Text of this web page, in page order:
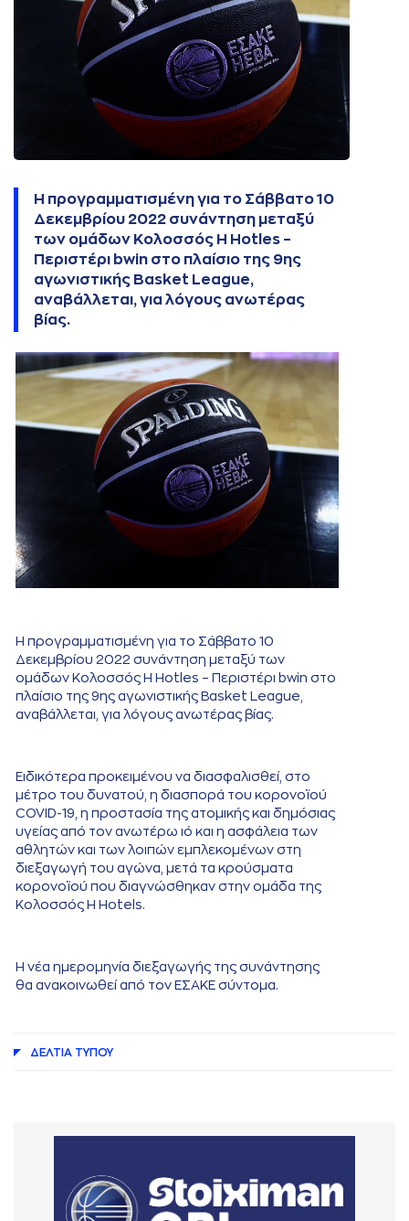
Η προγραμματισμένη για το Σάββατο 10
Δεκεμβρίου 2022 συνάντηση μεταξύ
των ομάδων Κολοσσός H Hotles –
Περιστέρι bwin στο πλαίσιο της 9ης
αγωνιστικής Basket League,
αναβάλλεται, για λόγους ανωτέρας
βίας.
Η προγραμματισμένη για το Σάββατο 10
Δεκεμβρίου 2022 συνάντηση μεταξύ των
ομάδων Κολοσσός H Hotles – Περιστέρι bwin στο
πλαίσιο της 9ης αγωνιστικής Basket League,
αναβάλλεται, για λόγους ανωτέρας βίας.
Ειδικότερα προκειμένου να διασφαλισθεί, στο
μέτρο του δυνατού, η διασπορά του κορονοϊού
COVID-19, η προστασία της ατομικής και δημόσιας
υγείας από τον ανωτέρω ιό και η ασφάλεια των
αθλητών και των λοιπών εμπλεκομένων στη
διεξαγωγή του αγώνα, μετά τα κρούσματα
κορονοϊού που διαγνώσθηκαν στην ομάδα της
Κολοσσός H Hotels.
Η νέα ημερομηνία διεξαγωγής της συνάντησης
θα ανακοινωθεί από τον ΕΣΑΚΕ σύντομα.
ΔΕΛΤΙA ΤΥΠΟΥ